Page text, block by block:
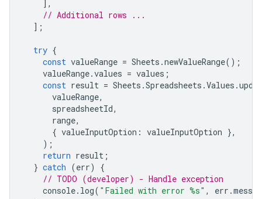
],
// Additional rows ...
];
try {
const valueRange = Sheets .newValueRange();
valueRange.values = values ;
const result = Sheets .Spreadsheets .Values .
valueRange,
spreadsheetId,
range,
{ valueInputOption : valueInputOption },
);
return result ;
} catch (err)
{
// TODO (developer) - Handle exception
console. log( "Failed with error %s" , err .